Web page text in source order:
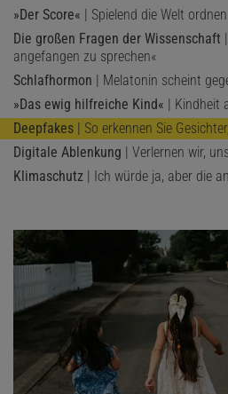
»Der Score« | Spielend die Welt ordnen
Die großen Fragen der Wissenschaft
angefangen zu sprechen«
Schlafhormon | Melatonin scheint
»Das ewig hilfreiche Kind« | Kindheit
Deepfakes | So erkennen Sie
Digitale Ablenkung | Verlernen wir,
Klimaschutz | Ich würde ja, aber die